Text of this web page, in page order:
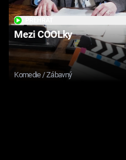
Mezi COOLky
Komedie / Zábavný